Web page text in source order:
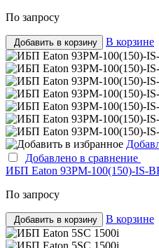
По запросу
Добавить в корзину В корзине
Добавлено в сравнение
ИБП Eaton 93PM-100(150)-IS-
По запросу
Добавить в корзину В корзине